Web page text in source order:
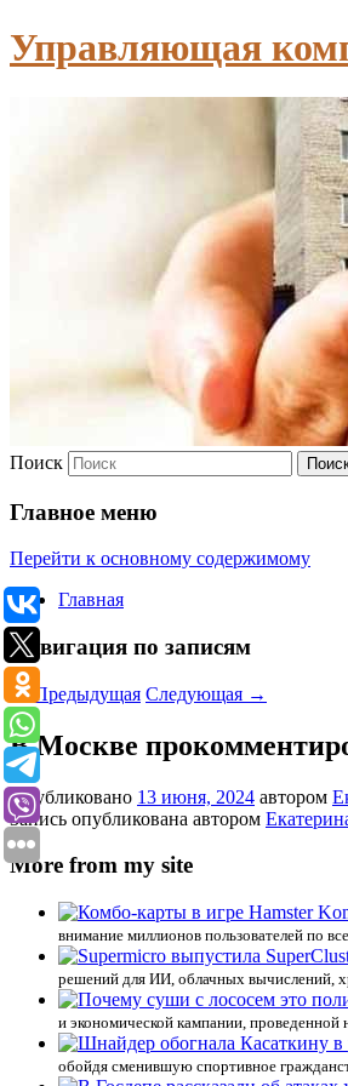
Управляющая
Поиск
Главное меню
Перейти к основному содержимому
Главная
Навигация по записям
←Предыдущая Следующая →
В Москве
Опубликовано 13 июня, 2024 автором
Запись опубликована автором
More from my site
внимание миллионов пользователей по
решений для ИИ, облачных вычислений,
и экономической кампании,
обойдя сменившую спортивное